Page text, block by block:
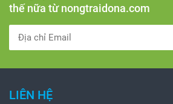
thế nữa từ nongtraidona.com
LIÊN HỆ